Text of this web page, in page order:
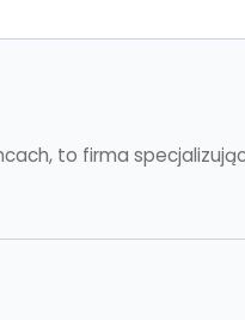
to firma